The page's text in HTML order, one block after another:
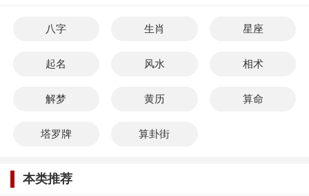
八字 生肖 星座
起名 风水 相术
解梦 黄历 算命
塔罗牌 算卦街
本类推荐